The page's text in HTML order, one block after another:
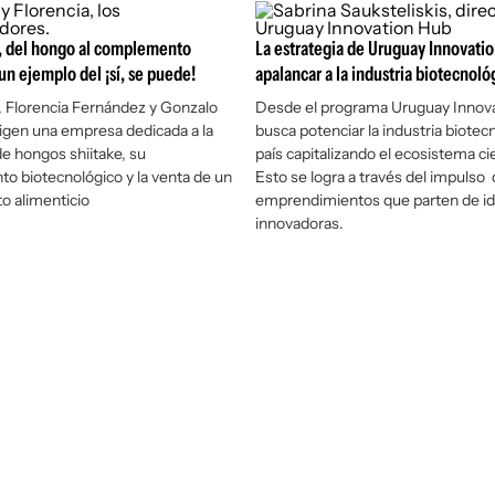
del hongo al complemento
ejemplo del ¡sí, se puede!
Florencia Fernández y Gonzalo
una empresa dedicada a la
hongos shiitake, su
biotecnológico y la venta de un
alimenticio
La estrategia de Uruguay
apalancar a la industria
Desde el programa Uruguay
busca potenciar la industria
país capitalizando el ecosistema
Esto se logra a través del impulso
emprendimientos que parten de
innovadoras.